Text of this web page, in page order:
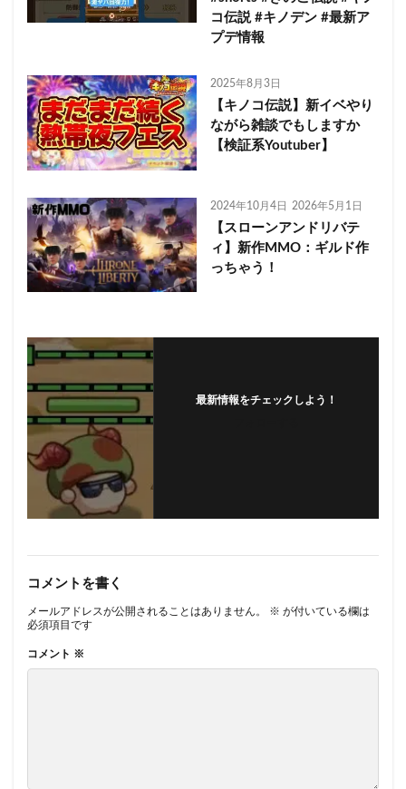
コ伝説 #キノデン #最新ア
プデ情報
2025年8月3日
【キノコ伝説】新イベやり
ながら雑談でもしますか
【検証系Youtuber】
2024年10月4日 2026年5月1日
【スローンアンドリバテ
ィ】新作MMO：ギルド作
っちゃう！
最新情報をチェックしよう！
コメントを書く
メールアドレスが公開されることはありません。 ※ が付いている欄は
必須項目です
コメント ※